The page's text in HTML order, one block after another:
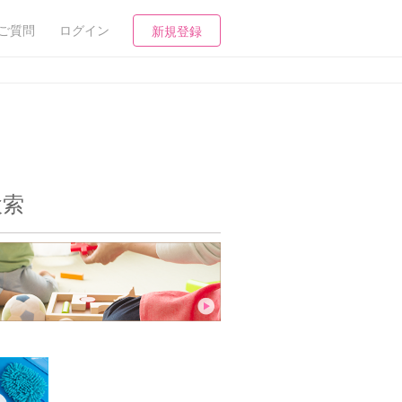
質問 ログイン 新規登録